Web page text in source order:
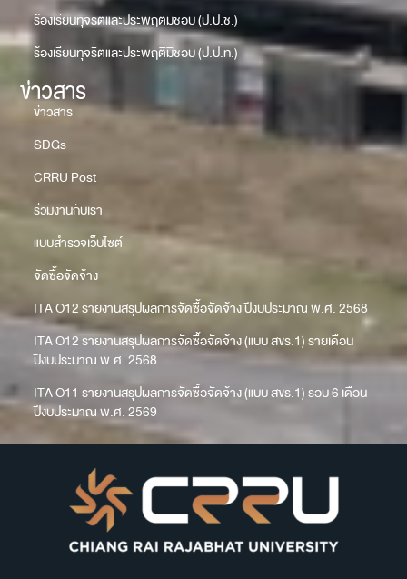
ร้องเรียนทุจริตและประพฤติมิชอบ (ป.ป.ช.)
ร้องเรียนทุจริตและประพฤติมิชอบ (ป.ป.ท.)
ข่าวสาร
ข่าวสาร
SDGs
CRRU Post
ร่วมงานกับเรา
แบบสำรวจเว็บไซต์
จัดซื้อจัดจ้าง
ITA O12 รายงานสรุปผลการจัดซื้อจัดจ้าง ปีงบประมาณ พ.ศ. 2568
ITA O12 รายงานสรุปผลการจัดซื้อจัดจ้าง (แบบ สขร.1) รายเดือน
ปีงบประมาณ พ.ศ. 2568
ITA O11 รายงานสรุปผลการจัดซื้อจัดจ้าง (แบบ สขร.1) รอบ 6 เดือน
ปีงบประมาณ พ.ศ. 2569